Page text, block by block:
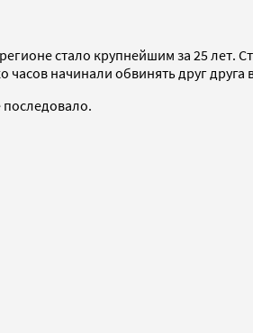
стало крупнейшим за 25 лет.
начинали обвинять друг